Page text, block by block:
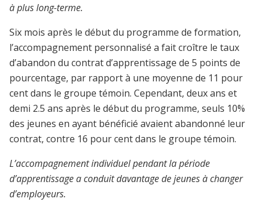
à plus long-terme.
Six mois après le début du programme de formation,
l’accompagnement personnalisé a fait croître le taux
d’abandon du contrat d’apprentissage de 5 points de
pourcentage, par rapport à une moyenne de 11 pour
cent dans le groupe témoin. Cependant, deux ans et
demi 2.5 ans après le début du programme, seuls 10%
des jeunes en ayant bénéficié avaient abandonné leur
contrat, contre 16 pour cent dans le groupe témoin.
L’accompagnement individuel pendant la période
d’apprentissage a conduit davantage de jeunes à changer
d’employeurs.